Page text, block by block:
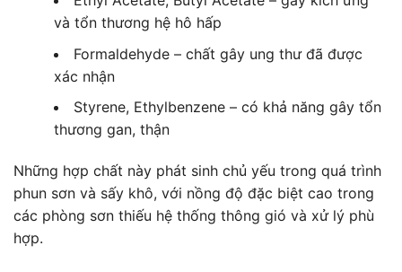
và tổn thương hệ hô hấp
Formaldehyde – chất gây ung thư đã được
xác nhận
Styrene, Ethylbenzene – có khả năng gây tổn
thương gan, thận
Những hợp chất này phát sinh chủ yếu trong quá trình
phun sơn và sấy khô, với nồng độ đặc biệt cao trong
các phòng sơn thiếu hệ thống thông gió và xử lý phù
hợp.